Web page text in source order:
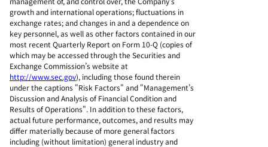
growth and international operations; fluctuations in
exchange rates; and changes in and a dependence on
key personnel, as well as other factors contained in our
most recent Quarterly Report on Form 10-Q (copies of
which may be accessed through the Securities and
Exchange Commission’s website at
http://www.sec.gov), including those found therein
under the captions "Risk Factors" and "Management’s
Discussion and Analysis of Financial Condition and
Results of Operations". In addition to these factors,
actual future performance, outcomes, and results may
differ materially because of more general factors
including (without limitation) general industry and